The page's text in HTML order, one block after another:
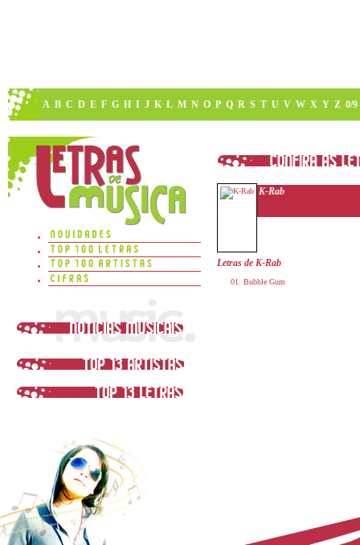
A B C D E F G H I J K L M N O P Q R S T U V W X Y Z 0/9
K-Rab
Letras de K-Rab
Bubble Gum